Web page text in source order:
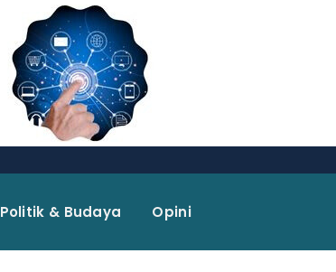
Politik & Budaya Opini